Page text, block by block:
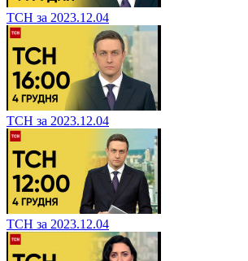
ТСН за 2023.12.04
ТСН за 2023.12.04
ТСН за 2023.12.04